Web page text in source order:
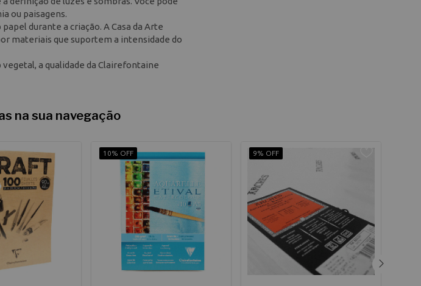
ou paisagens.
durante a criação. A Casa da Arte
materiais que suportem a intensidade do
a qualidade da Clairefontaine
na sua navegação
10% OFF 9% OFF